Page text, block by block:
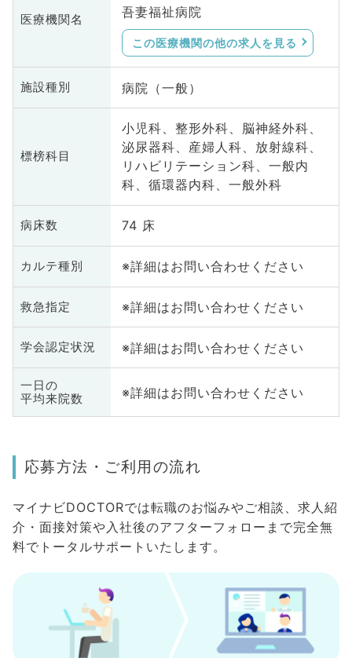
医療機関名
吾妻福祉病院
この医療機関の他の求人を見る
施設種別 病院（一般）
標榜科目
小児科、整形外科、脳神経外科、
泌尿器科、産婦人科、放射線科、
リハビリテーション科、一般内
科、循環器内科、一般外科
病床数 74 床
カルテ種別 ※詳細はお問い合わせください
救急指定 ※詳細はお問い合わせください
学会認定状況 ※詳細はお問い合わせください
一日の
平均来院数
※詳細はお問い合わせください
応募方法・ご利用の流れ
マイナビDOCTORでは転職のお悩みやご相談、求人紹
介・面接対策や入社後のアフターフォローまで完全無
料でトータルサポートいたします。